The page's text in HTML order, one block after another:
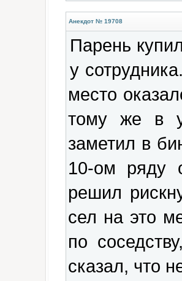
Анекдот № 19708
Парень
у
место
тому же в
заметил в
10-ом ряду
решил
сел на это
по
сказал, что